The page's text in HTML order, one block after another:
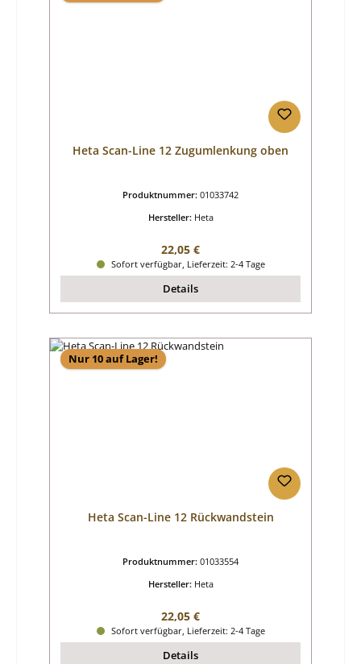
Heta Scan-Line 12 Zugumlenkung oben
Produktnummer: 01033742
Hersteller: Heta
Regulärer Preis:
22,05 €
Sofort verfügbar, Lieferzeit: 2-4 Tage
Details
Nur 10 auf Lager!
Heta Scan-Line 12 Rückwandstein
Produktnummer: 01033554
Hersteller: Heta
Regulärer Preis:
22,05 €
Sofort verfügbar, Lieferzeit: 2-4 Tage
Details